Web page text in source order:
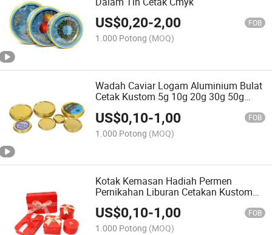
US$0,20-2,00 FOB
1.000 Potong (MOQ)
Wadah Caviar Logam Aluminium Bulat
Cetak Kustom 5g 10g 20g 30g 50g
US$0,10-1,00 FOB
1.000 Potong (MOQ)
Kotak Kemasan Hadiah Permen
Pernikahan Liburan Cetakan Kustom
dengan Pita dan Kartu Tag Kertas Set
US$0,10-1,00 FOB
1.000 Potong (MOQ)